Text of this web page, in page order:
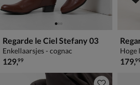
Regarde le Ciel Stefany 03
Enkellaarsjes - cognac
€ 129,99
129,99
Hoge
€
179,